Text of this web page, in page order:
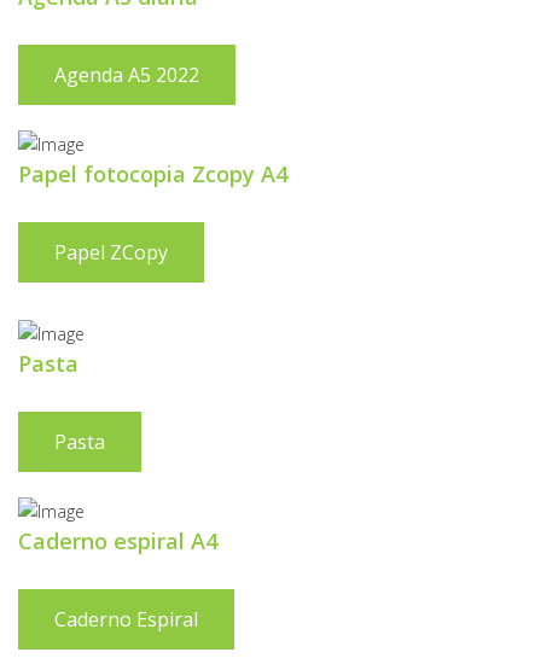
Agenda A5 2022
Papel fotocopia Zcopy A4
Papel ZCopy
Pasta
Pasta
Caderno espiral A4
Caderno Espiral